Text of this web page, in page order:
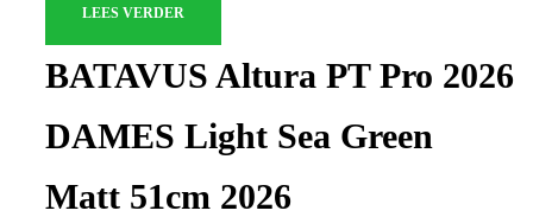
LEES VERDER
BATAVUS Altura PT Pro 2026
DAMES Light Sea Green
Matt 51cm 2026